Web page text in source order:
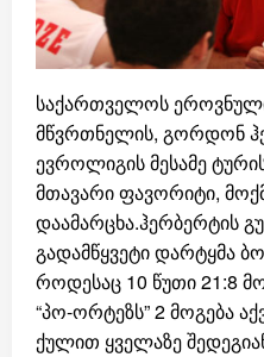
საქართველოს
მწვრთნელის, გორდონ
ევროლიგის მესამე
მთავარი ფავორიტი,
დაამარცხა.ჰერბერტის
გადამწყვეტი დარტყმა
როდესაც 10 წუთი 21:8
“პო-ორტეზს” 2 მოგება
ქულით ყველაზე